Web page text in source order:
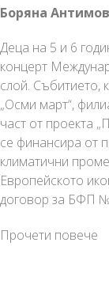
Боряна
Деца на 5 и 6
концерт
слой. Събитието,
„Осми март“,
част от проекта
се финансира от
климатични
Европейското
договор за БФП №
Прочети повече